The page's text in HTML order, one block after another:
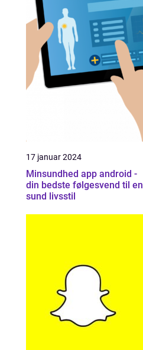
17 januar 2024
Minsundhed app android -
din bedste følgesvend til en
sund livsstil